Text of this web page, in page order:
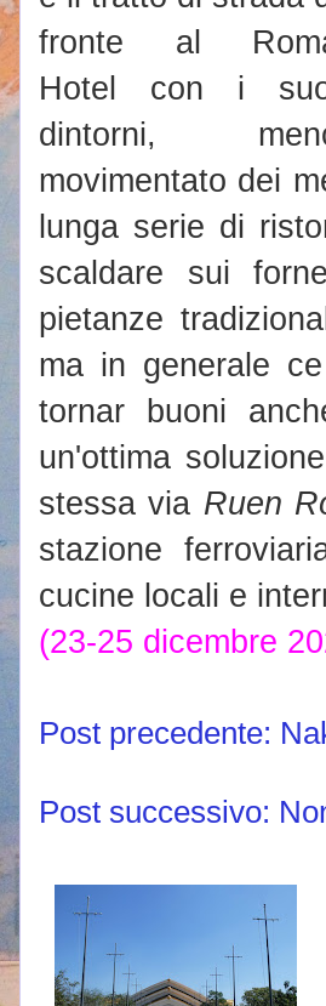
fronte al
Hotel con i
dintorni,
movimentato dei
lunga serie di
scaldare sui
pietanze
ma in generale
tornar buoni
un'ottima
stessa via Ruen
stazione
cucine locali e
(23-25 dicembre
Post precedente:
Post successivo: